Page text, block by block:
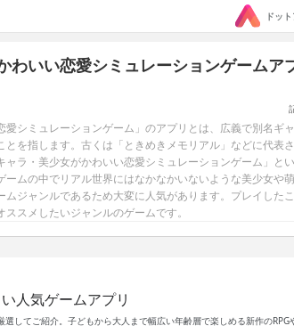
ドッ
わいい恋愛シミュレーションゲームア
愛シミュレーションゲーム」のアプリとは、広義で別名ギ
とを指します。古くは「ときめきメモリアル」などに代表
ラ・美少女がかわいい恋愛シミュレーションゲーム」と
ームの中でリアル世界にはなかなかいないような美少女や
ジャンルであるため大変に人気があります。プレイしたこ
スメしたいジャンルのゲームです。
人気ゲームアプリ
選してご紹介。子どもから大人まで幅広い年齢層で楽しめる新作のRPG